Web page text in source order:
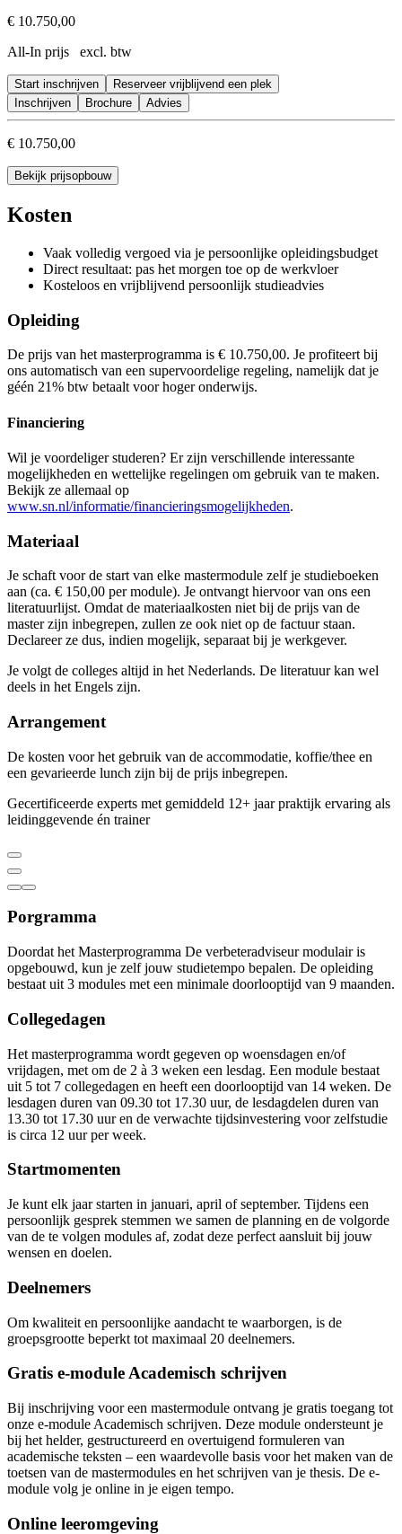
Je hebt verschillende technieken van kwaliteitsmeting onder de
Je hebt kennis van risicomanagement en verbetermanagement
Je kent de rollen, fasen en interventies in het adviesproces
Je kiest je eigen adviesrol en zet passende interventies en
Je herkent weerstand en weet hoe je die kunt hanteren
€ 10.750,00
All-In prijs excl. btw
Start inschrijven
Reserveer vrijblijvend een plek
Inschrijven
Brochure Advies
€ 10.750,00
Bekijk prijsopbouw
Kosten
Vaak volledig vergoed via je persoonlijke opleidingsbudget
Direct resultaat: pas het morgen toe op de werkvloer
Kosteloos en vrijblijvend persoonlijk studieadvies
Opleiding
De prijs van het masterprogramma is € 10.750,00. Je profiteert bij
ons automatisch van een supervoordelige regeling, namelijk dat je
géén 21% btw betaalt voor hoger onderwijs.
Financiering
Wil je voordeliger studeren? Er zijn verschillende interessante
mogelijkheden en wettelijke regelingen om gebruik van te maken.
Bekijk ze allemaal op
www.sn.nl/informatie/financieringsmogelijkheden.
Materiaal
Je schaft voor de start van elke mastermodule zelf je studieboeken
aan (ca. € 150,00 per module). Je ontvangt hiervoor van ons een
literatuurlijst. Omdat de materiaalkosten niet bij de prijs van de
master zijn inbegrepen, zullen ze ook niet op de factuur staan.
Declareer ze dus, indien mogelijk, separaat bij je werkgever.
Je volgt de colleges altijd in het Nederlands. De literatuur kan wel
deels in het Engels zijn.
Arrangement
De kosten voor het gebruik van de accommodatie, koffie/thee en
een gevarieerde lunch zijn bij de prijs inbegrepen.
Gecertificeerde experts met gemiddeld 12+ jaar praktijk ervaring als
leidinggevende én trainer
Porgramma
Doordat het Masterprogramma De verbeteradviseur modulair is
opgebouwd, kun je zelf jouw studietempo bepalen. De opleiding
bestaat uit 3 modules met een minimale doorlooptijd van 9 maanden.
Collegedagen
Het masterprogramma wordt gegeven op woensdagen en/of
vrijdagen, met om de 2 à 3 weken een lesdag. Een module bestaat
uit 5 tot 7 collegedagen en heeft een doorlooptijd van 14 weken. De
lesdagen duren van 09.30 tot 17.30 uur, de lesdagdelen duren van
13.30 tot 17.30 uur en de verwachte tijdsinvestering voor zelfstudie
is circa 12 uur per week.
Startmomenten
Je kunt elk jaar starten in januari, april of september. Tijdens een
persoonlijk gesprek stemmen we samen de planning en de volgorde
van de te volgen modules af, zodat deze perfect aansluit bij jouw
wensen en doelen.
Deelnemers
Om kwaliteit en persoonlijke aandacht te waarborgen, is de
groepsgrootte beperkt tot maximaal 20 deelnemers.
Gratis e-module Academisch schrijven
Bij inschrijving voor een mastermodule ontvang je gratis toegang tot
onze e-module Academisch schrijven. Deze module ondersteunt je
bij het helder, gestructureerd en overtuigend formuleren van
academische teksten – een waardevolle basis voor het maken van de
toetsen van de mastermodules en het schrijven van je thesis. De e-
module volg je online in je eigen tempo.
Online leeromgeving